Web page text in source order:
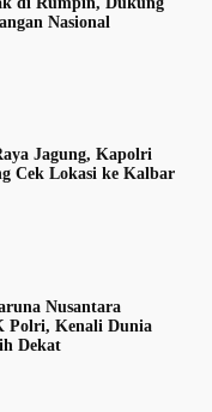
Nasional
Jagung, Kapolri
Cek Lokasi ke Kalbar
Nusantara
Polri, Kenali Dunia
Dekat